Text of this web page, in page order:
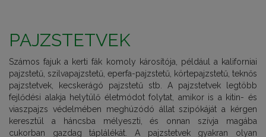
PAJZSTETVEK
Számos fajuk a kerti fák komoly károsítója, például a kaliforniai
pajzstetű, szilvapajzstetű, eperfa-pajzstetű, körtepajzstetű, teknős
pajzstetvek, kecskerágó pajzstetű stb. A pajzstetvek legtöbb
fejlődési alakja helytülő életmódot folytat, amikor is a kitin- és
viaszpajzs védelmében meghúzódó állat szipókáját a kérgen
keresztül a háncsba mélyeszti, és onnan szívja magába
cukorban gazdag táplálékát. A pajzstetvek gyakran olyan